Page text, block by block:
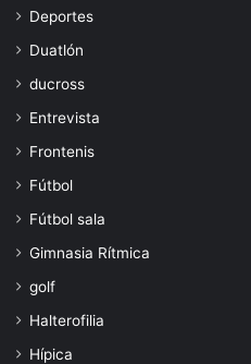
Deportes
Duatlón
ducross
Entrevista
Frontenis
Fútbol
Fútbol sala
Gimnasia Rítmica
golf
Halterofilia
Hípica